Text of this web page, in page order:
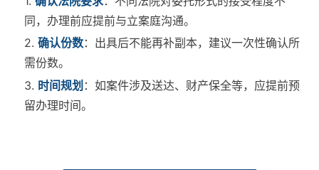
同，办理前应提前与立案庭沟通。
2. 确认份数：出具后不能再补副本，建议一次性确认所
需份数。
3. 时间规划 ：如案件涉及送达、财产保全等，应提前预
留办理时间。